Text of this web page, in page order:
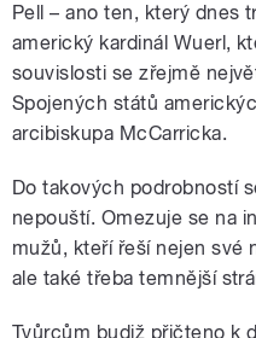
Pell – ano ten, který dnes
americký kardinál Wuerl,
souvislosti se zřejmě
Spojených států
arcibiskupa McCarricka.
Do takových podrobností
nepouští. Omezuje se na
mužů, kteří řeší nejen své
ale také třeba temnější
Tvůrcům budiž přičteno k